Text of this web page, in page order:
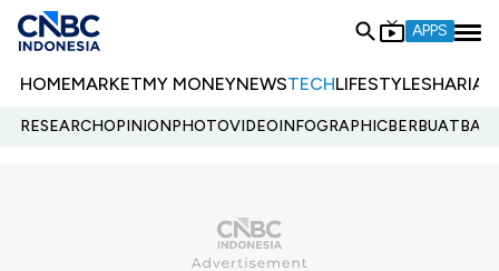
APPS
HOMEMARKETMY MONEYNEWSTECHLIFESTYLESHARIA
RESEARCHOPINIONPHOTOVIDEOINFOGRAPHIC